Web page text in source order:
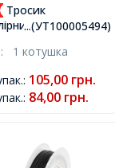
...(УТ100005494)
Тросик
Ланка
10м/котушка,
1 котушка
: 105,00 грн.
: 84,00 грн.